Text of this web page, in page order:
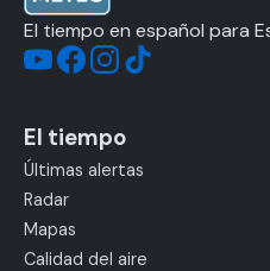
El tiempo en español para
El tiempo
Últimas alertas
Radar
Mapas
Calidad del aire